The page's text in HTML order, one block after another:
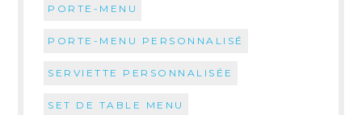
PORTE-MENU
PORTE-MENU PERSONNALISÉ
SERVIETTE PERSONNALISÉE
SET DE TABLE MENU